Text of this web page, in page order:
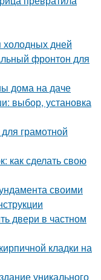
дней
фронтон для
дома на даче
выбор, установка
грамотной
как сделать свою
своими
двери в частном
кладки на
уникального